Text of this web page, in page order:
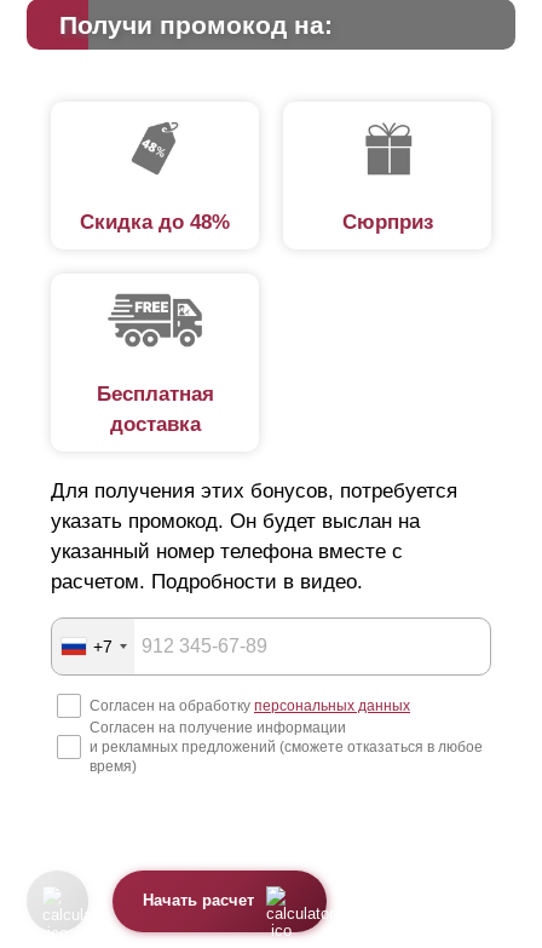
Получи промокод на:
Скидка до 48% Сюрприз
Бесплатная
доставка
Для получения этих бонусов, потребуется
указать промокод. Он будет выслан на
указанный номер телефона вместе с
расчетом. Подробности в видео.
+7
Согласен на обработку персональных данных
Согласен на получение информации
и рекламных предложений (сможете отказаться в любое
время)
Начать расчет